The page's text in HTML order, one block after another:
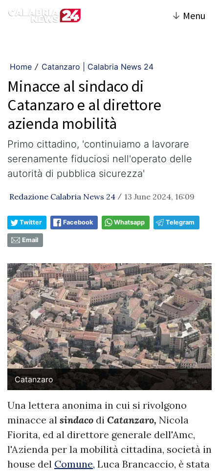
↓ Menu
Home / Catanzaro | Calabria News 24
Minacce al sindaco di
Catanzaro e al direttore
azienda mobilità
Primo cittadino, 'continuiamo a lavorare
serenamente fiduciosi nell'operato delle
autorità di pubblica sicurezza'
Redazione Calabria News 24 / 13 June 2024, 16:09
Twitter Facebook Whatsapp Telegram
Email
Catanzaro
Una lettera anonima in cui si rivolgono
minacce al sindaco di Catanzaro, Nicola
Fiorita, ed al direttore generale dell'Amc,
l'Azienda per la mobilità cittadina, società in
house del Comune, Luca Brancaccio, è stata